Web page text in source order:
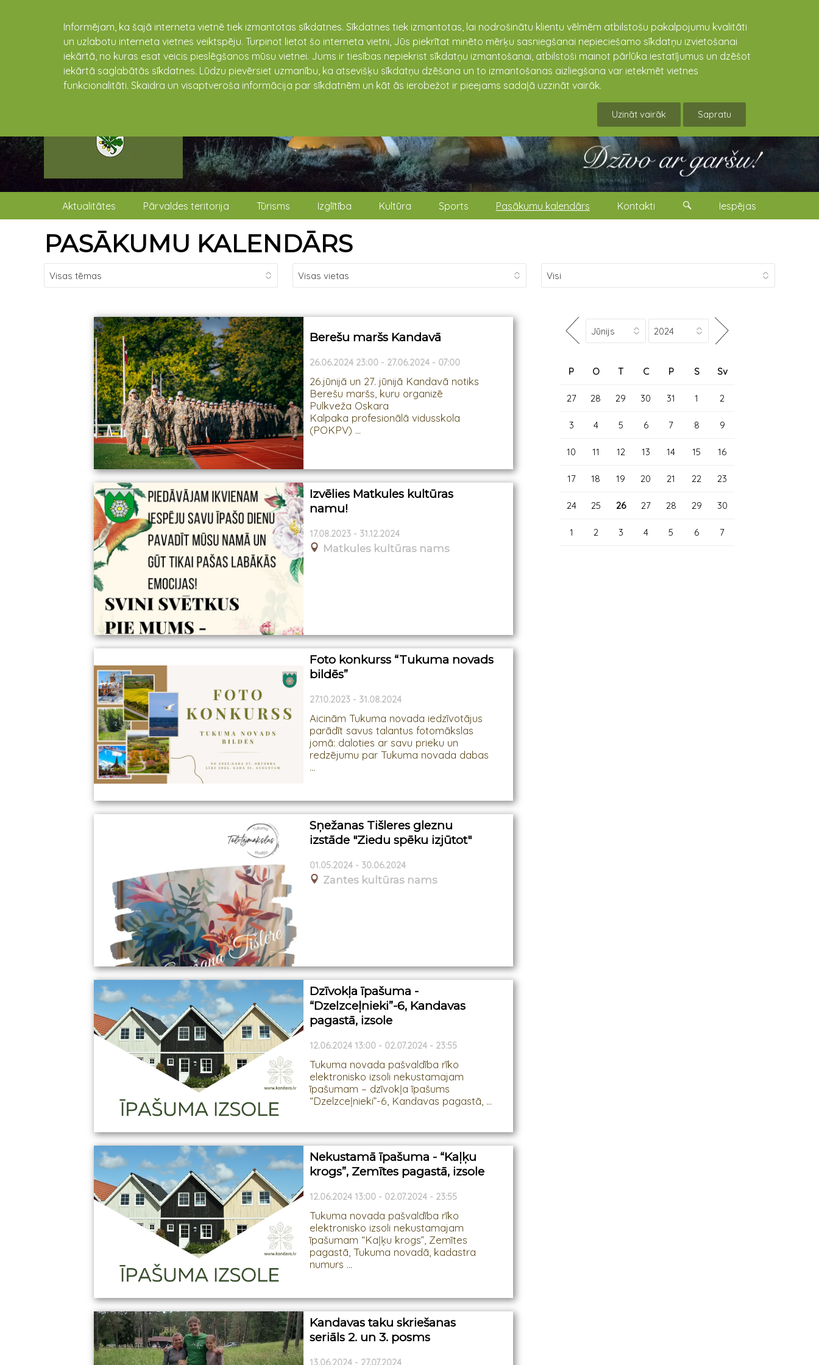
Informējam, ka šajā interneta vietnē tiek izmantotas sīkdatnes. Sīkdatnes tiek izmantotas, lai nodrošinātu klientu vēlmēm atbilstošu pakalpojumu kvalitāti
un uzlabotu interneta vietnes veiktspēju. Turpinot lietot šo interneta vietni, Jūs piekrītat minēto mērķu sasniegšanai nepieciešamo sīkdatņu izvietošanai
iekārtā, no kuras esat veicis pieslēgšanos mūsu vietnei. Jums ir tiesības nepiekrist sīkdatņu izmantošanai, atbilstoši mainot pārlūka iestatījumus un dzēšot
iekārtā saglabātās sīkdatnes. Lūdzu pievērsiet uzmanību, ka atsevišķu sīkdatņu dzēšana un to izmantošanas aizliegšana var ietekmēt vietnes
funkcionalitāti. Skaidra un visaptveroša informācija par sīkdatnēm un kāt ās ierobežot ir pieejams sadaļā uzzināt vairāk.
Uzināt vairāk Sapratu
Aktualitātes Pārvaldes teritorija Tūrisms Izglītība Kultūra Sports Pasākumu kalendārs Kontakti Iespējas
PASĀKUMU KALENDĀRS
Berešu maršs Kandavā
26.06.2024 23:00 - 27.06.2024 - 07:00
26.jūnijā un 27. jūnijā Kandavā notiks
Berešu maršs, kuru organizē
Pulkveža Oskara
Kalpaka profesionālā vidusskola
(POKPV) ...
Izvēlies Matkules kultūras
namu!
17.08.2023 - 31.12.2024
Matkules kultūras nams
Foto konkurss “Tukuma novads
bildēs”
27.10.2023 - 31.08.2024
Aicinām Tukuma novada iedzīvotājus
parādīt savus talantus fotomākslas
jomā: daloties ar savu prieku un
redzējumu par Tukuma novada dabas
...
Sņežanas Tišleres gleznu
izstāde "Ziedu spēku izjūtot"
01.05.2024 - 30.06.2024
Zantes kultūras nams
Dzīvokļa īpašuma -
“Dzelzceļnieki”-6, Kandavas
pagastā, izsole
12.06.2024 13:00 - 02.07.2024 - 23:55
Tukuma novada pašvaldība rīko
elektronisko izsoli nekustamajam
īpašumam – dzīvokļa īpašums
“Dzelzceļnieki”-6, Kandavas pagastā, ...
Nekustamā īpašuma - “Kaļķu
krogs”, Zemītes pagastā, izsole
12.06.2024 13:00 - 02.07.2024 - 23:55
Tukuma novada pašvaldība rīko
elektronisko izsoli nekustamajam
īpašumam “Kaļķu krogs”, Zemītes
pagastā, Tukuma novadā, kadastra
numurs ...
Kandavas taku skriešanas
seriāls 2. un 3. posms
13.06.2024 - 27.07.2024
P O T C P S Sv
27 28 29 30 31 1 2
3 4 5 6 7 8 9
10 11 12 13 14 15 16
17 18 19 20 21 22 23
24 25 26 27 28 29 30
1 2 3 4 5 6 7